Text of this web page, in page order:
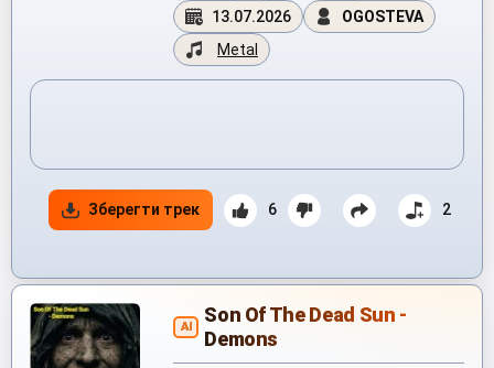
13.07.2026
OGOSTEVA
Metal
Зберегти трек 6 2
AI
Son Of The Dead Sun -
Demons